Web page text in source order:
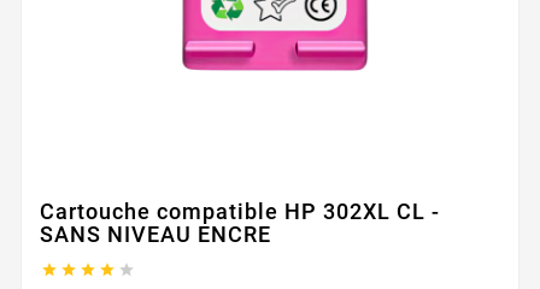
Cartouche compatible HP 302XL CL -
SANS NIVEAU ENCRE
    